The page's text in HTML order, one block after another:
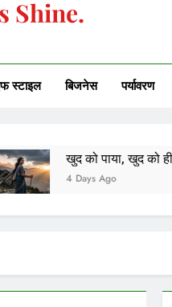
Shine.
स्टाइल बिजनेस पर्यावरण
को पाया, खुद को ही खोकर
Ago